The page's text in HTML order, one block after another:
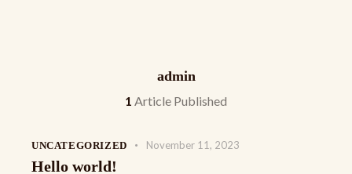
admin
1 Article Published
UNCATEGORIZED November 11, 2023
Hello world!